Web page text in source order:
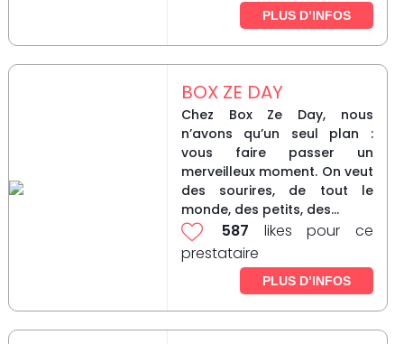
PLUS D’INFOS
BOX ZE DAY
Chez Box Ze Day, nous
n’avons qu’un seul plan :
vous faire passer un
merveilleux moment. On veut
des sourires, de tout le
monde, des petits, des...
587 likes pour ce
prestataire
PLUS D’INFOS